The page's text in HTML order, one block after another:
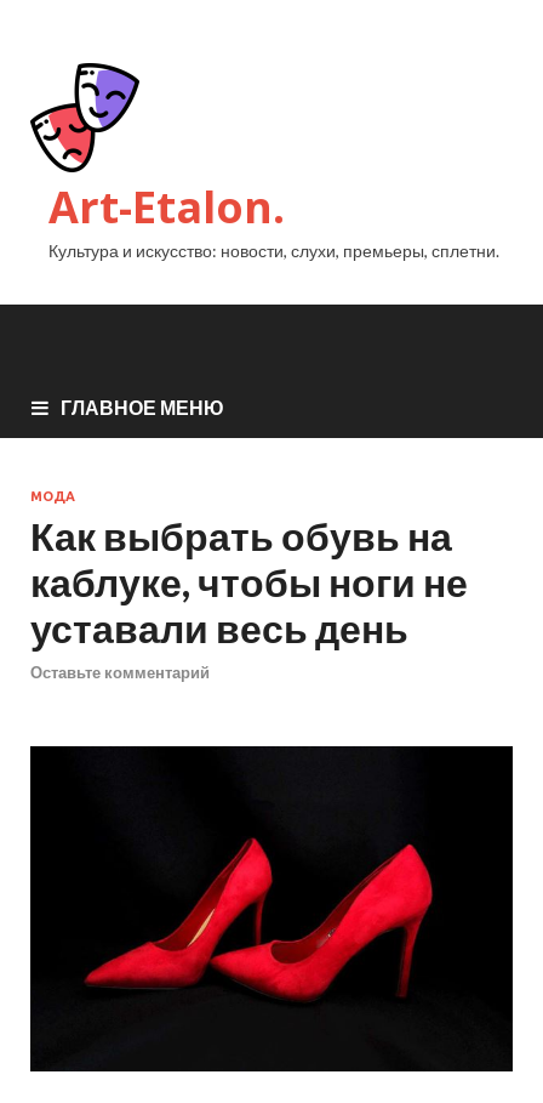
Art-Etalon.
Культура и искусство: новости, слухи, премьеры, сплетни.
ГЛАВНОЕ МЕНЮ
МОДА
Как выбрать обувь на
каблуке, чтобы ноги не
уставали весь день
Оставьте комментарий